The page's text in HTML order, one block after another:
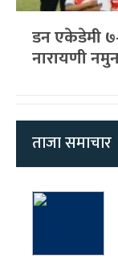
डन एकेडेमी
नारायणी
ताजा समाचार